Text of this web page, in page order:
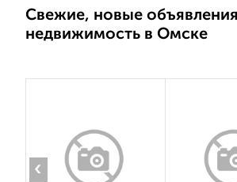
Свежие, новые
недвижимость в Омске
‹